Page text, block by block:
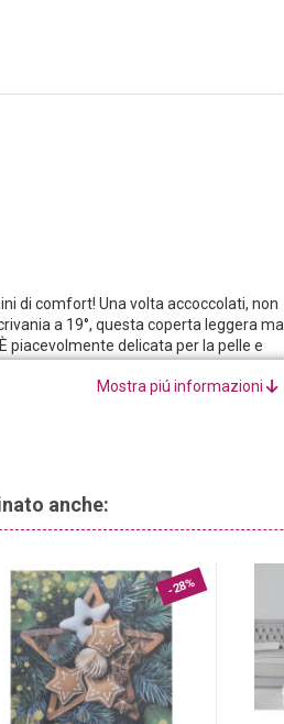
di comfort! Una volta accoccolati, non
a 19°, questa coperta leggera ma
piacevolmente delicata per la pelle e
Mostra piú informazioni
anche:
-28%